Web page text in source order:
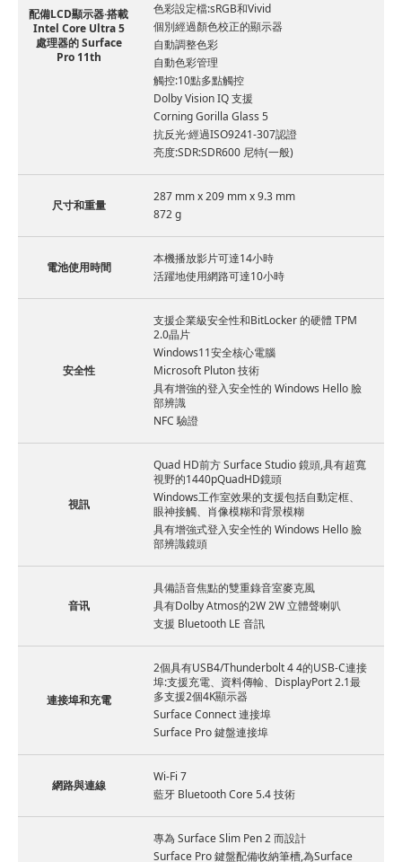
配備LCD顯示器·搭載
Intel Core Ultra 5
處理器的 Surface
Pro 11th
色彩設定檔:sRGB和Vivid
個別經過顏色校正的顯示器
自動調整色彩
自動色彩管理
觸控:10點多點觸控
Dolby Vision IQ 支援
Corning Gorilla Glass 5
抗反光·經過ISO9241-307認證
亮度:SDR:SDR600 尼特(一般)
尺寸和重量
287 mm x 209 mm x 9.3 mm
872 g
電池使用時間
本機播放影片可達14小時
活躍地使用網路可達10小時
安全性
支援企業級安全性和BitLocker 的硬體 TPM
2.0晶片
Windows11安全核心電腦
Microsoft Pluton 技術
具有增強的登入安全性的 Windows Hello 臉
部辨識
NFC 驗證
視訊
Quad HD前方 Surface Studio 鏡頭,具有超寬
視野的1440pQuadHD鏡頭
Windows工作室效果的支援包括自動定框、
眼神接觸、肖像模糊和背景模糊
具有增強式登入安全性的 Windows Hello 臉
部辨識鏡頭
音讯
具備語音焦點的雙重錄音室麥克風
具有Dolby Atmos的2W 2W 立體聲喇叭
支援 Bluetooth LE 音訊
連接埠和充電
2個具有USB4/Thunderbolt 4 4的USB-C連接
埠:支援充電、資料傳輸、DisplayPort 2.1最
多支援2個4K顯示器
Surface Connect 連接埠
Surface Pro 鍵盤連接埠
網路與連線
Wi-Fi 7
藍牙 Bluetooth Core 5.4 技術
專為 Surface Slim Pen 2 而設計
Surface Pro 鍵盤配備收納筆槽,為Surface